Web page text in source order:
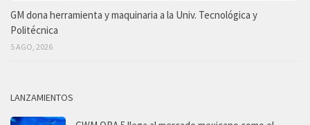
GM dona herramienta y maquinaria a la Univ. Tecnológica y
Politécnica
5 AGO, 2026
LANZAMIENTOS